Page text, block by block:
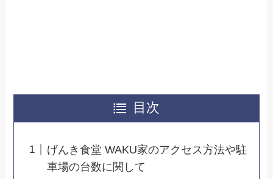
目次
げんき食堂 WAKU家のアクセス方法や駐
車場の台数に関して